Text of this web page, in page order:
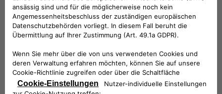
Führungsqualitäten, die das Unternehmen jetzt braucht, um
Free2move eSolutions auf die nächste Ebene zu bringen“,
kommentierte Carlalberto Guglielminotti, CEO der NHOA
Group. „Mathilde weiß, wie man Mitarbeiterinnen und
Mitarbeiter im perfekten Einklang mit der Kultur und den
Werten des Unternehmens motiviert. Ich bin überzeugt, dass
sie zusammen mit dem starken Management-Team von
Free2move eSolutions das Unternehmen in eine Richtung